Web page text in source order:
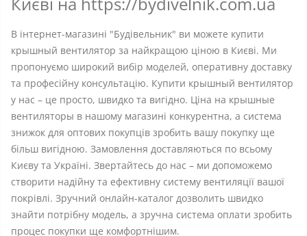
В інтернет-магазині "Будівельник" ви можете купити
крышный вентилятор за найкращою ціною в Києві. Ми
пропонуємо широкий вибір моделей, оперативну доставку
та професійну консультацію. Купити крышный вентилятор
у нас – це просто, швидко та вигідно. Ціна на крышные
вентиляторы в нашому магазині конкурентна, а система
знижок для оптових покупців зробить вашу покупку ще
більш вигідною. Замовлення доставляються по всьому
Києву та Україні. Звертайтесь до нас – ми допоможемо
створити надійну та ефективну систему вентиляції вашої
покрівлі. Зручний онлайн-каталог дозволить швидко
знайти потрібну модель, а зручна система оплати зробить
процес покупки ще комфортнішим.